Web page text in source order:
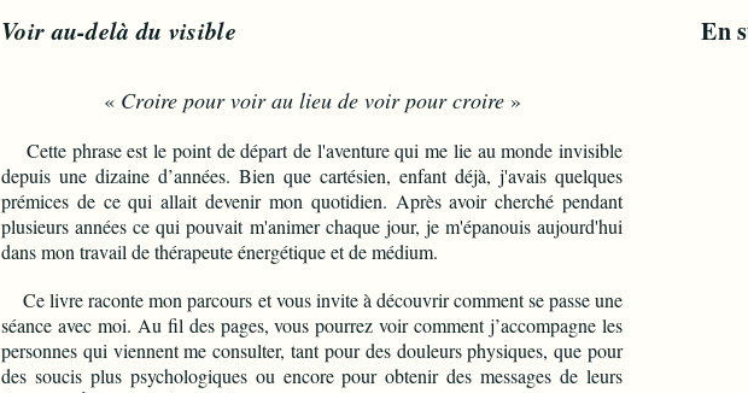
Voir au-delà du visibleEn
« Croire pour voir au lieu de voir pour croire»
Cette phrase est le point de départ de l'aventure qui me lie au monde invisible
depuis une dizaine d’années. Bien que cartésien, enfant déjà, j'avais quelques
prémices de ce qui allait devenir mon quotidien. Après avoir cherché pendant
plusieurs années ce qui pouvait m'animer chaque jour, je m'épanouis aujourd'hui
dans mon travail de thérapeute énergétique et de médium.
Ce livre raconte mon parcours et vous invite à découvrir comment se passe une
séance avec moi. Au fil des pages, vous pourrez voir comment j’accompagne les
personnes qui viennent me consulter, tant pour des douleurs physiques, que pour
des soucis plus psychologiques ou encore pour obtenir des messages de leurs